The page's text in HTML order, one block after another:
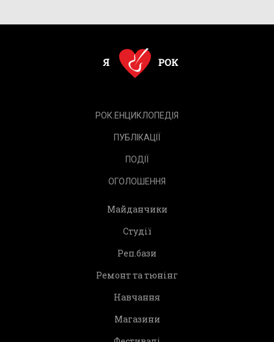
РОК.ЕНЦИКЛОПЕДІЯ
ПУБЛІКАЦІЇ
ПОДІЇ
ОГОЛОШЕННЯ
Майданчики
Студії
Реп.бази
Ремонт та тюнінг
Навчання
Магазини